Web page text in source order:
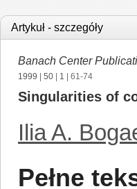
Artykuł - szczegóły
Banach Center
1999 50 1 | 61-74
Singularities of
Ilia A.
Pełne